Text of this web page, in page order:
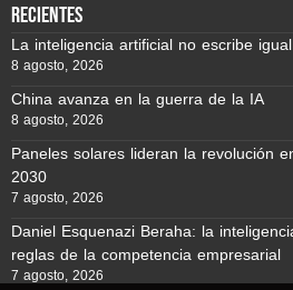
recientes
La inteligencia artificial no escribe
8 agosto, 2026
China avanza en la guerra de la IA
8 agosto, 2026
Paneles solares lideran la revolución
2030
7 agosto, 2026
Daniel Esquenazi Beraha: la
reglas de la competencia empresarial
7 agosto, 2026